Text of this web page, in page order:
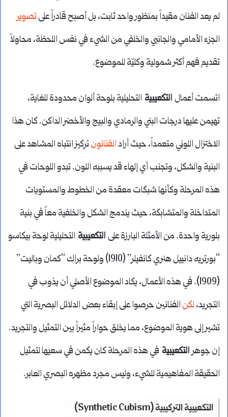
لم يعد الفنان مقيداً بمنظور واحد ثابت، بل أصبح قادراً علىتصوير
الجزء الأمامي والجانبي والخلفي من الشيء في نفس اللحظة، محاولاً
تقديم فهم أكثر شمولية وكليّة للموضوع.
اتسمت أعمال التكعيبية التحليلية بلوحة ألوان محدودة للغاية،
تهيمن عليها درجات البني والرمادي والبيج والأخضر الداكن. كان هذا
الاختزال اللوني متعمداً، حيث أرادالفنانونتركيز انتباه المشاهد على
البنية والشكل، وتجنب أي إلهاء قد يسببه اللون. تبدو اللوحات في
هذه المرحلة وكأنها شبكات معقدة من الخطوط والمستويات
المتداخلة والمتشابكة، حيث يندمج الشكل والخلفية معاً في بنية
بلورية واحدة. من الأمثلة البارزة على التكعيبية التحليلية لوحة بيكاسو
“بورتريه دانييل هنري كانفيلر” (1910) ولوحة براك “كمان وباليت”
(1909). في هذه الأعمال، يكاد الموضوع الأصلي أن يذوب في
التجريد، لكن الفنانين حرصوا على إبقاء بعض الدلائل البصرية التي
تشير إلى هوية الموضوع، مما يخلق حواراً مثيراً بين التمثيل والتجريد.
إن جوهرالتكعيبية في هذه المرحلة كان يكمن في سعيها لتمثيل
الحقيقة المفاهيمية للشيء، وليس مجرد مظهره البصري العابر.
التكعيبية التركيبية (Synthetic Cubism)